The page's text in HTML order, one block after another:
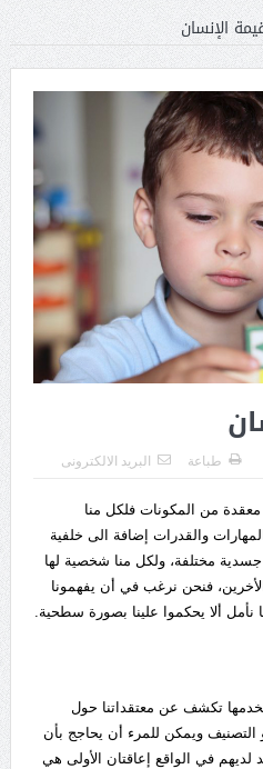
الإنسان
طباعة البريد الالكترونى
من المكونات فلكل منا
والقدرات إضافة الى خلفية
مختلفة، ولكل منا شخصية لها
فنحن نرغب في أن يفهمونا
نأمل ألا يحكموا علينا بصورة سطحية.
تكشف عن معتقداتنا حول
ويمكن للمرء أن يحاجج بأن
في الواقع إعاقتان الأولى هي